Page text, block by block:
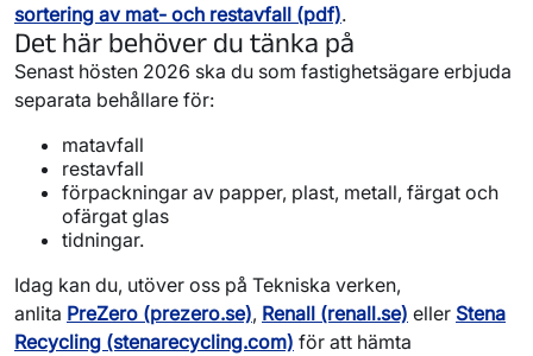
sortering av mat- och restavfall (pdf).
Det här behöver du tänka på
Senast hösten 2026 ska du som fastighetsägare erbjuda
separata behållare för:
matavfall
restavfall
förpackningar av papper, plast, metall, färgat och
ofärgat glas
tidningar.
Idag kan du, utöver oss på Tekniska verken,
anlita PreZero (prezero.se), Renall (renall.se) eller Stena
Recycling (stenarecycling.com) för att hämta